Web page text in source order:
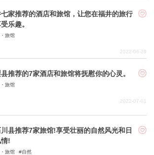
家推荐的酒店和旅馆，让您在福井的旅行
乐趣。
旅馆
2022-06-29
推荐的7家酒店和旅馆将抚慰你的心灵。
旅馆
2022-07-01
县推荐7家旅馆!享受壮丽的自然风光和日
!
旅馆 自然